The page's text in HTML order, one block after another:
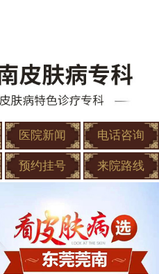
医院新闻 电话咨询
预约挂号 来院路线